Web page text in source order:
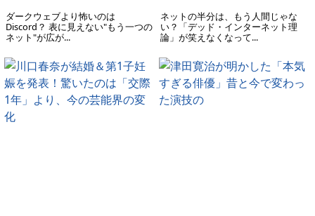
ダークウェブより怖いのは
Discord？ 表に見えない"もう一つの
ネット"が広が...
ネットの半分は、もう人間じゃな
い？「デッド・インターネット理
論」が笑えなくなって...